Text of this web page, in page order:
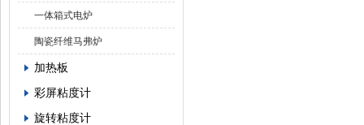
一体箱式电炉
陶瓷纤维马弗炉
加热板
彩屏粘度计
旋转粘度计